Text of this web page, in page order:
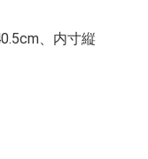
、内寸縦